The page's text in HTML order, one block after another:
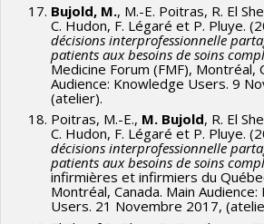
Bujold, M., M.-E. Poitras, R. El
C. Hudon, F. Légaré et P. Pluye.
décisions interprofessionnelle
patients aux besoins de soins
Medicine Forum (FMF), Montréal,
Audience: Knowledge Users. 9
(atelier).
Poitras, M.-E., M. Bujold, R. El
C. Hudon, F. Légaré et P. Pluye.
décisions interprofessionnelle
patients aux besoins de soins
infirmières et infirmiers du
Montréal, Canada. Main
Users. 21 Novembre 2017,